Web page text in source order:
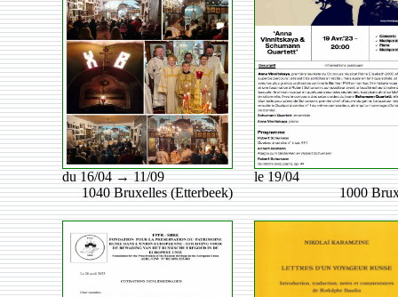
du 16/04 → 11/09
1040 Bruxelles (Etterbeek)
le 19/04
1000